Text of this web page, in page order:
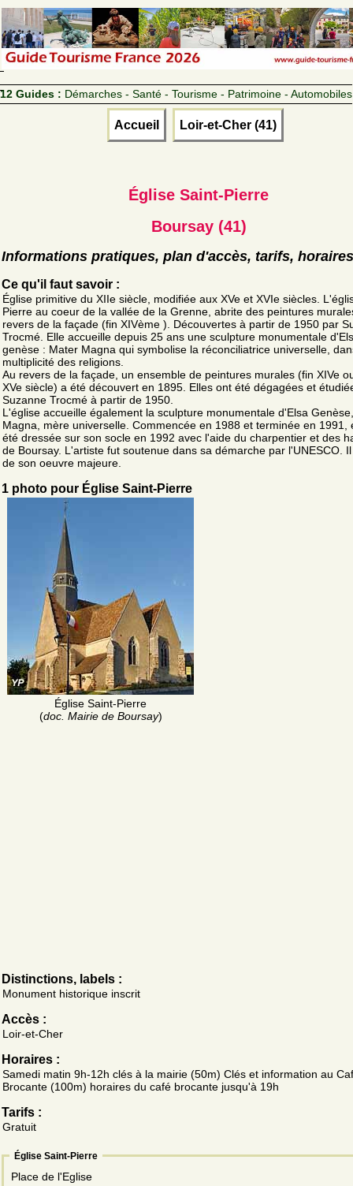
12 Guides : Démarches - Santé - Tourisme - Patrimoine - Automobiles
Accueil Loir-et-Cher (41)
Église Saint-Pierre
Boursay (41)
Informations pratiques, plan d'accès, tarifs, horaires
Ce qu'il faut savoir :
Église primitive du XIIe siècle, modifiée aux XVe et XVIe siècles.
Pierre au coeur de la vallée de la Grenne, abrite des peintures
revers de la façade (fin XIVème ). Découvertes à partir de 1950 par
Trocmé. Elle accueille depuis 25 ans une sculpture monumentale
genèse : Mater Magna qui symbolise la réconciliatrice universelle,
multiplicité des religions.
Au revers de la façade, un ensemble de peintures murales (fin XIVe
XVe siècle) a été découvert en 1895. Elles ont été dégagées et
Suzanne Trocmé à partir de 1950.
L'église accueille également la sculpture monumentale d'Elsa
Magna, mère universelle. Commencée en 1988 et terminée en 1991,
été dressée sur son socle en 1992 avec l'aide du charpentier et des
de Boursay. L'artiste fut soutenue dans sa démarche par l'UNESCO.
de son oeuvre majeure.
1 photo pour Église Saint-Pierre
Église Saint-Pierre
(doc. Mairie de Boursay)
Distinctions, labels :
Monument historique inscrit
Accès :
Loir-et-Cher
Horaires :
Samedi matin 9h-12h clés à la mairie (50m) Clés et information au
Brocante (100m) horaires du café brocante jusqu'à 19h
Tarifs :
Gratuit
Église Saint-Pierre
Place de l'Eglise